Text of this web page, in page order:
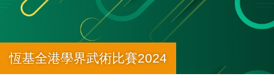
Button
恆基全港學界武術比賽2024